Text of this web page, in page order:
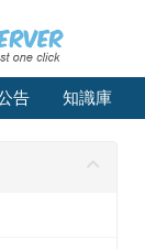
告 知識庫